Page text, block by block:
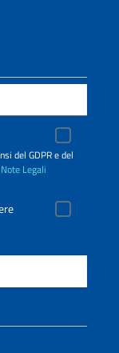
del GDPR e del
Note Legali